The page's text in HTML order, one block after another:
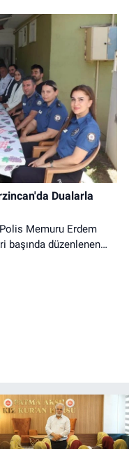
Dualarla
Memuru Erdem
başında düzenlenen